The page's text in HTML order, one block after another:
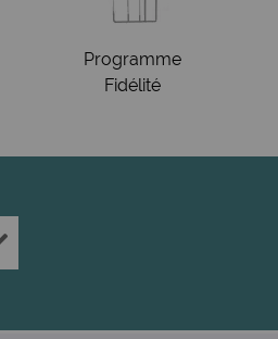
Programme
Fidélité